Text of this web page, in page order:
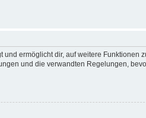
ermöglicht dir, auf weitere Funktionen
und die verwandten Regelungen,